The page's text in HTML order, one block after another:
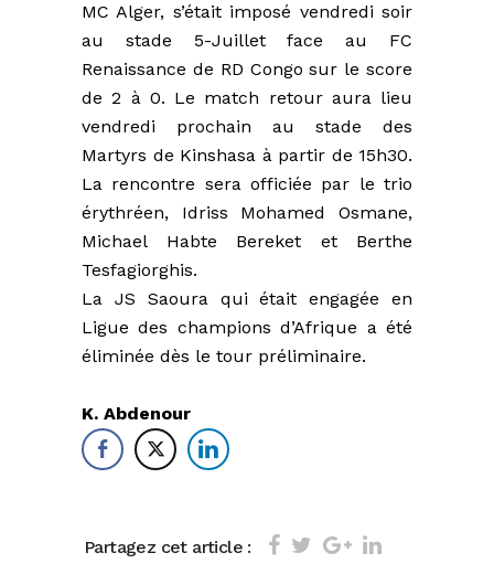
MC Alger, s’était imposé vendredi soir
au stade 5-Juillet face au FC
Renaissance de RD Congo sur le score
de 2 à 0. Le match retour aura lieu
vendredi prochain au stade des
Martyrs de Kinshasa à partir de 15h30.
La rencontre sera officiée par le trio
érythréen, Idriss Mohamed Osmane,
Michael Habte Bereket et Berthe
Tesfagiorghis.
La JS Saoura qui était engagée en
Ligue des champions d’Afrique a été
éliminée dès le tour préliminaire.
K. Abdenour
Partagez cet article :